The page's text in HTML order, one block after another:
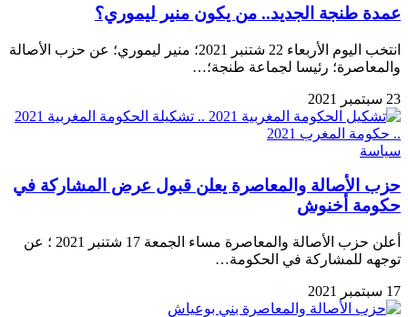
عمدة طنجة الجديد.. من يكون منير ليموري؟
انتخب اليوم الأربعاء 22 شتنبر 2021؛ منير ليموري؛ عن حزب الأصالة
والمعاصرة؛ رئيسا لجماعة طنجة؛…
23 سبتمبر 2021
سياسة
حزب الأصالة والمعاصرة يعلن قبول عرض المشاركة في
حكومة أخنوش
أعلن حزب الأصالة والمعاصرة مساء الجمعة 17 شتنبر 2021 ؛ عن
توجهه للمشاركة في الحكومة…
17 سبتمبر 2021